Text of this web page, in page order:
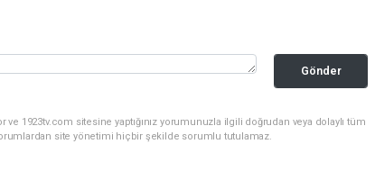
Gönder
1923tv.com sitesine yaptığınız yorumunuzla ilgili doğrudan veya dolaylı tüm
site yönetimi hiçbir şekilde sorumlu tutulamaz.